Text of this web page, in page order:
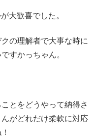
大歓喜でした。
の理解者で大事な時に
すかっちゃん。
とをどうやって納得さ
がどれだけ柔軟に対応